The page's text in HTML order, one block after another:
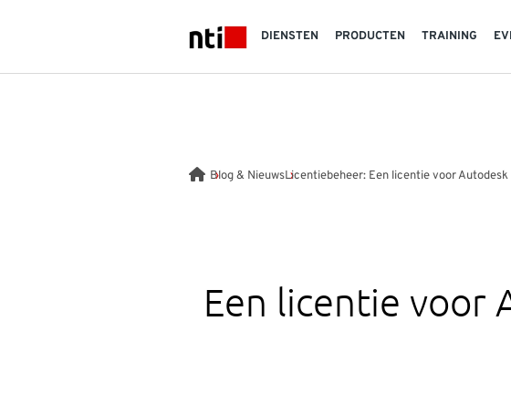
NTI logo
DIENSTEN PRODUCTEN TRAINING
Blog & NieuwsLicentiebeheer: Een licentie voor
Een licentie voor